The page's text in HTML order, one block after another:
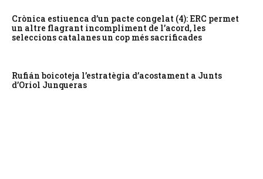
Crònica estiuenca d’un pacte congelat (4): ERC permet
un altre flagrant incompliment de l’acord, les
seleccions catalanes un cop més sacrificades
Rufián boicoteja l’estratègia d’acostament a Junts
d’Oriol Junqueras